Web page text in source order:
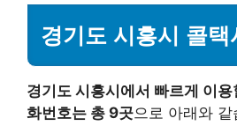
경기도 시흥시 콜택
경기도 시흥시에서 빠르게 이
화번호는 총 9곳으로 아래와 같